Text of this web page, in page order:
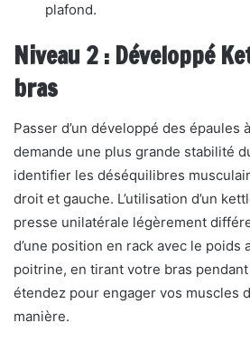
plafond.
Niveau 2 : Développé
bras
Passer d’un développé des épaules
demande une plus grande stabilité
identifier les déséquilibres
droit et gauche. L’utilisation d’un
presse unilatérale légèrement
d’une position en rack avec le poids
poitrine, en tirant votre bras
étendez pour engager vos muscles
manière.